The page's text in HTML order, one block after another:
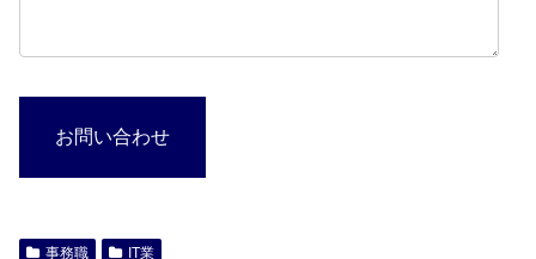
お問い合わせ
事務職 IT業